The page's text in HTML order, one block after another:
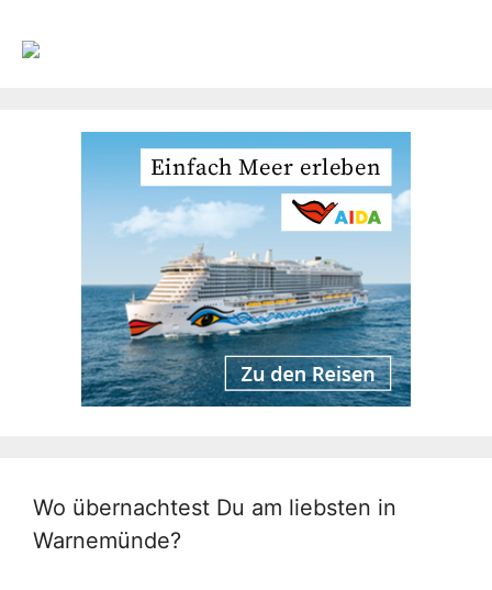
Wo übernachtest Du am liebsten in
Warnemünde?